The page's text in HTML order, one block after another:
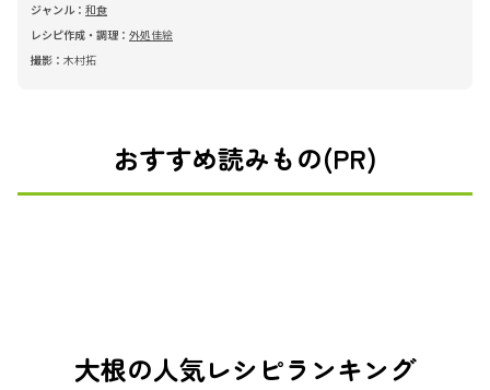
ジャンル： 和食
レシピ作成・調理： 外処佳絵
撮影： 木村拓
おすすめ読みもの(PR)
大根の人気レシピランキング